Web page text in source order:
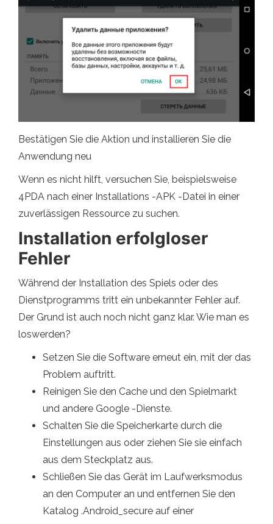
Bestätigen Sie die Aktion und installieren Sie die
Anwendung neu
Wenn es nicht hilft, versuchen Sie, beispielsweise
4PDA nach einer Installations -APK -Datei in einer
zuverlässigen Ressource zu suchen.
Installation erfolgloser
Fehler
Während der Installation des Spiels oder des
Dienstprogramms tritt ein unbekannter Fehler auf.
Der Grund ist auch noch nicht ganz klar. Wie man es
loswerden?
Setzen Sie die Software erneut ein, mit der das
Problem auftritt.
Reinigen Sie den Cache und den Spielmarkt
und andere Google -Dienste.
Schalten Sie die Speicherkarte durch die
Einstellungen aus oder ziehen Sie sie einfach
aus dem Steckplatz aus.
Schließen Sie das Gerät im Laufwerksmodus
an den Computer an und entfernen Sie den
Katalog .Android_secure auf einer